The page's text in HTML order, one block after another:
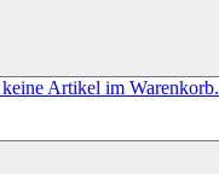
Artikel im Warenkorb.